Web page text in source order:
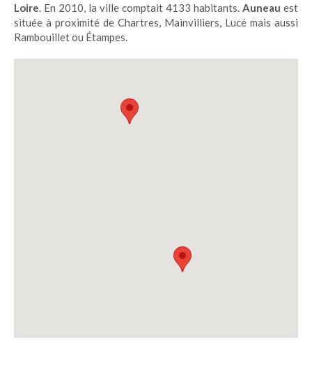
Loire. En 2010, la ville comptait 4133 habitants. Auneau est
située à proximité de Chartres, Mainvilliers, Lucé mais aussi
Rambouillet ou Étampes.